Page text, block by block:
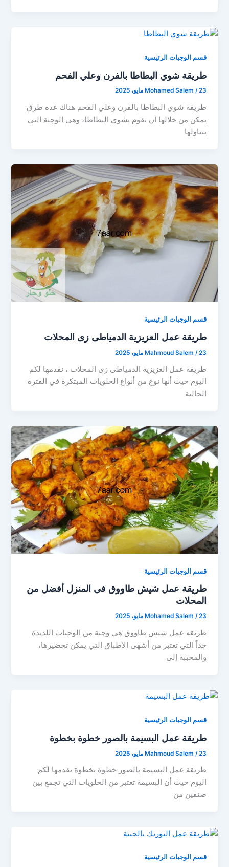
قسم الوجبات الرئيسية
طريقة شوي البطاطا بالفرن وعلي الفحم
Mohamed Salem /23 مايو، 2025
طريقة شوي البطاطا بالفرن وعلي الفحم هناك عده طرق
يمكن من خلالها أن نقوم بشوي البطاطا، وهي الوجبة التي
يتناولها
قسم الوجبات الرئيسية
طريقة عمل العزيزية الدمياطى زى المحلات
Mahmoud Salem /23 مايو، 2025
طريقة عمل العزيزية الدمياطى زى المحلات ، نقدمها لكم
اليوم حيث أنها نوع من أنواع الحلويات المبتكرة في الفترة
الحالية
قسم الوجبات الرئيسية
طريقة عمل شيش طاووق فى المنزل أفضل من
المحلات
Mohamed Salem /23 مايو، 2025
طريقه عمل شيش طاووق هي وجبة من الوجبات اللذيذة
جداً التي تعتبر من أشهى الأطباق التي يمكن تحضيرها،
والمحببة إلى
قسم الوجبات الرئيسية
طريقة عمل البسيمة بالصور خطوة بخطوة
Mahmoud Salem /23 مايو، 2025
طريقة عمل البسيمة بالصور خطوة بخطوة نقدمها لكم
اليوم حيث أن البسيمة تعتبر من الحلويات التي تجمع بين
صنفين من
قسم الوجبات الرئيسية